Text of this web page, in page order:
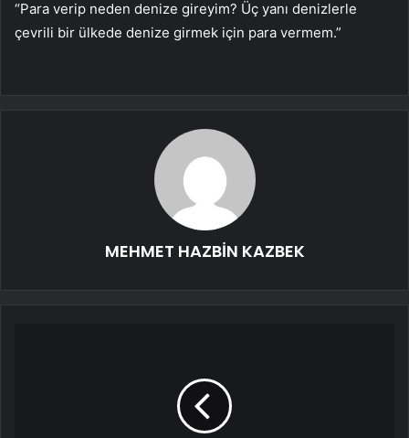
“Para verip neden denize gireyim? Üç yanı denizlerle
çevrili bir ülkede denize girmek için para vermem.”
MEHMET HAZBİN KAZBEK